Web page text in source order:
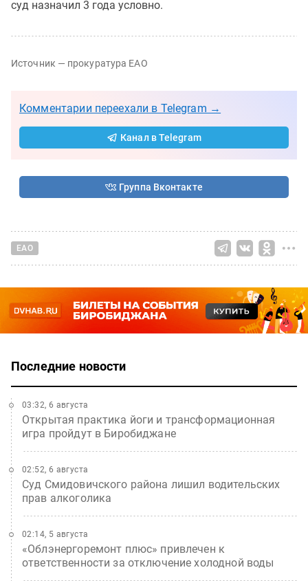
суд назначил 3 года условно.
Источник — прокуратура ЕАО
Комментарии переехали в Telegram →
Канал в Telegram
Группа Вконтакте
ЕАО
Последние новости
Открытая практика йоги и трансформационная
игра пройдут в Биробиджане
03:32, 6 августа
Суд Смидовичского района лишил водительских
прав алкоголика
02:52, 6 августа
«Облэнергоремонт плюс» привлечен к
ответственности за отключение холодной воды
02:14, 5 августа